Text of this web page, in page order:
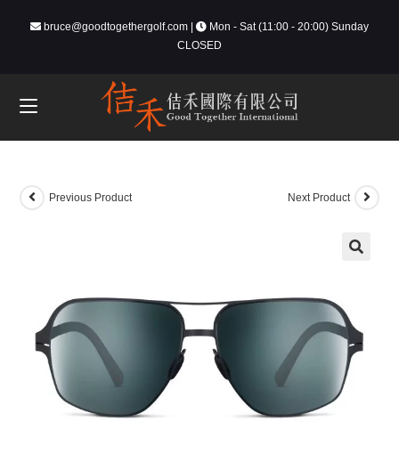
bruce@goodtogethergolf.com
Mon - Sat (11:00 - 20:00) Sunday
CLOSED
Previous Product Next Product